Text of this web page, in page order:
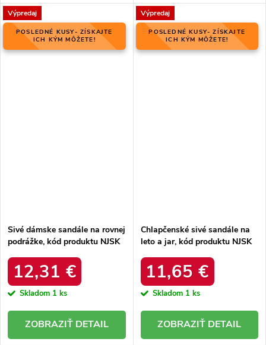
Výpredaj
POSLEDNÉ KUSY- ZÍSKAJTE
ICH KÝM MÔŽETE!
Sivé dámske sandále na rovnej
podrážke, kód produktu NJSK
12,31 €
Skladom 1 ks
DETAIL
Výpredaj
POSLEDNÉ KUSY- ZÍSKAJTE
ICH KÝM MÔŽETE!
Chlapčenské sivé sandále na
leto a jar, kód produktu NJSK
11,65 €
Skladom 1 ks
DETAIL